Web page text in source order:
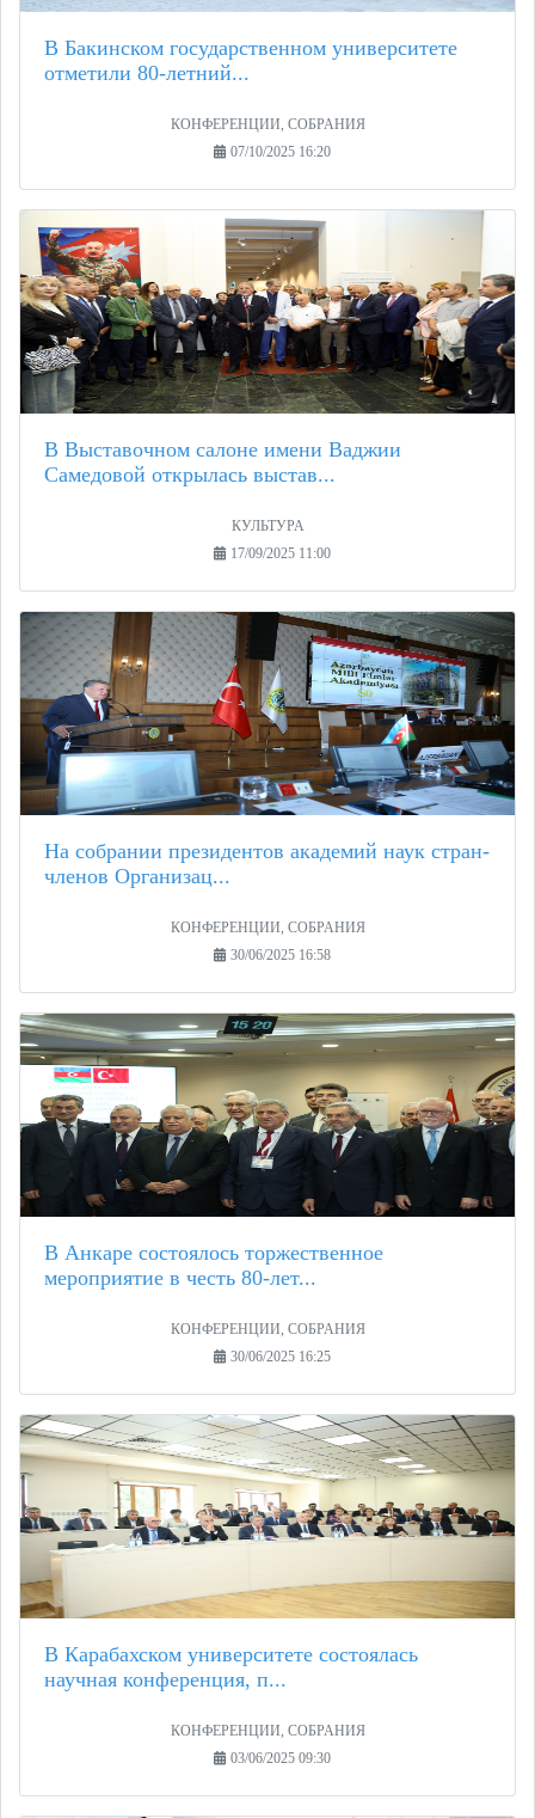
В Бакинском государственном университете
отметили 80-летний...
КОНФЕРЕНЦИИ, СОБРАНИЯ
07/10/2025 16:20
В Выставочном салоне имени Ваджии
Самедовой открылась выстав...
КУЛЬТУРА
17/09/2025 11:00
На собрании президентов академий наук стран-
членов Организац...
КОНФЕРЕНЦИИ, СОБРАНИЯ
30/06/2025 16:58
В Анкаре состоялось торжественное
мероприятие в честь 80-лет...
КОНФЕРЕНЦИИ, СОБРАНИЯ
30/06/2025 16:25
В Карабахском университете состоялась
научная конференция, п...
КОНФЕРЕНЦИИ, СОБРАНИЯ
03/06/2025 09:30